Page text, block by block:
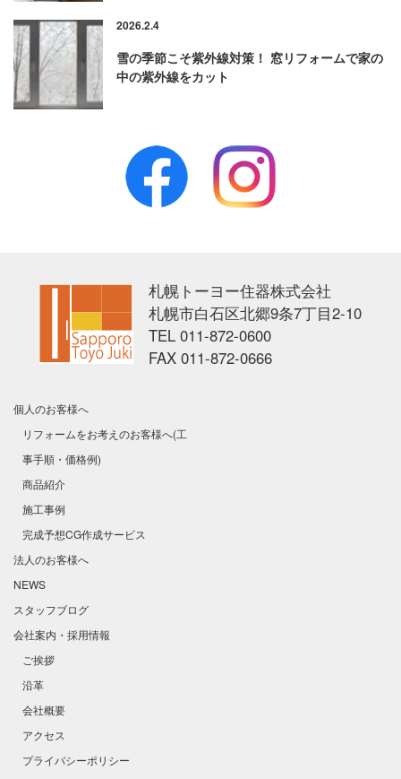
2026.2.4
雪の季節こそ紫外線対策！ 窓リフォームで家の
中の紫外線をカット
Facebook
【公式】札幌トーヨー住器株式会社|sapporo-
札幌トーヨー住器株式会社
札幌市白石区北郷9条7丁目2-10
TEL 011-872-0600
FAX 011-872-0666
個人のお客様へ
リフォームをお考えのお客様へ(工
事手順・価格例)
商品紹介
施工事例
完成予想CG作成サービス
法人のお客様へ
NEWS
スタッフブログ
会社案内・採用情報
ご挨拶
沿革
会社概要
アクセス
プライバシーポリシー